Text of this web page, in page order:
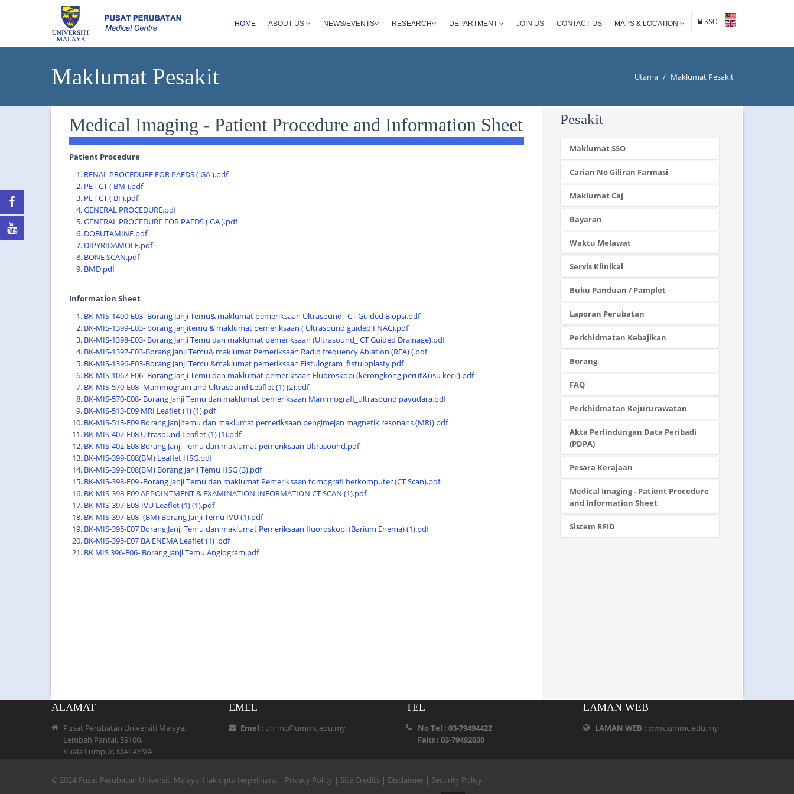
HOME ABOUT US NEWS/EVENTS RESEARCH DEPARTMENT JOIN US CONTACT US MAPS & LOCATION SSO
Maklumat Pesakit Utama / Maklumat Pesakit
Medical Imaging - Patient Procedure and Information Sheet
Patient Procedure
RENAL PROCEDURE FOR PAEDS ( GA ).pdf
PET CT ( BM ).pdf
PET CT ( BI ).pdf
GENERAL PROCEDURE.pdf
GENERAL PROCEDURE FOR PAEDS ( GA ).pdf
DOBUTAMINE.pdf
DIPYRIDAMOLE.pdf
BONE SCAN.pdf
BMD.pdf
Information Sheet
BK-MIS-1400-E03- Borang Janji Temu& maklumat pemeriksaan Ultrasound_ CT Guided Biopsi.pdf
BK-MIS-1399-E03- borang janjitemu & maklumat pemeriksaan ( Ultrasound guided FNAC).pdf
BK-MIS-1398-E03- Borang Janji Temu dan maklumat pemeriksaan (Ultrasound_ CT Guided Drainage).pdf
BK-MIS-1397-E03-Borang Janji Temu& maklumat Pemeriksaan Radio frequency Ablation (RFA) (.pdf
BK-MIS-1396-E03-Borang Janji Temu &maklumat pemeriksaan Fistulogram_fistuloplasty.pdf
BK-MIS-1067-E06- Borang Janji Temu dan maklumat pemeriksaan Fluoroskopi (kerongkong,perut&usu kecil).pdf
BK-MIS-570-E08- Mammogram and Ultrasound Leaflet (1) (2).pdf
BK-MIS-570-E08- Borang Janji Temu dan maklumat pemeriksaan Mammografi_ultrasound payudara.pdf
BK-MIS-513-E09 MRI Leaflet (1) (1).pdf
BK-MIS-513-E09 Borang Janjitemu dan maklumat pemeriksaan pengimejan magnetik resonans (MRI).pdf
BK-MIS-402-E08 Ultrasound Leaflet (1) (1).pdf
BK-MIS-402-E08 Borang Janji Temu dan maklumat pemeriksaan Ultrasound.pdf
BK-MIS-399-E08(BM) Leaflet HSG.pdf
BK-MIS-399-E08(BM) Borang Janji Temu HSG (3).pdf
BK-MIS-398-E09 -Borang Janji Temu dan maklumat Pemeriksaan tomografi berkomputer (CT Scan).pdf
BK-MIS-398-E09 APPOINTMENT & EXAMINATION INFORMATION CT SCAN (1).pdf
BK-MIS-397-E08-IVU Leaflet (1) (1).pdf
BK-MIS-397-E08 -(BM) Borang Janji Temu IVU (1).pdf
BK-MIS-395-E07 Borang Janji Temu dan maklumat Pemeriksaan fluoroskopi (Barium Enema) (1).pdf
BK-MIS-395-E07 BA ENEMA Leaflet (1) .pdf
BK MIS 396-E06- Borang Janji Temu Angiogram.pdf
Pesakit
Maklumat SSO
Carian No Giliran Farmasi
Maklumat Caj
Bayaran
Waktu Melawat
Servis Klinikal
Buku Panduan / Pamplet
Laporan Perubatan
Perkhidmatan Kebajikan
Borang
FAQ
Perkhidmatan Kejururawatan
Akta Perlindungan Data Peribadi
(PDPA)
Pesara Kerajaan
Medical Imaging - Patient Procedure
and Information Sheet
Sistem RFID
ALAMAT
Pusat Perubatan Universiti Malaya,
Lembah Pantai, 59100,
Kuala Lumpur, MALAYSIA
EMEL
Emel : ummc@ummc.edu.my
TEL
No Tel : 03-79494422
Faks : 03-79492030
LAMAN WEB
LAMAN WEB : www.ummc.edu.my
© 2024 Pusat Perubatan Universiti Malaya. Hak cipta terpelihara. Privacy Policy | Site Credits | Disclaimer | Security Policy